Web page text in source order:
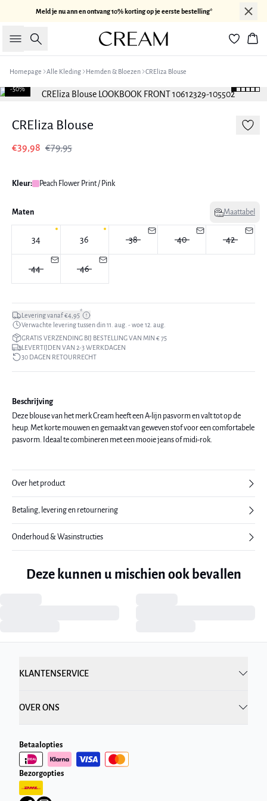
Meld je nu ann en ontvang 10% korting op je eerste bestelling*
Zoeken
Homepage Alle Kleding Hemden & Bloezen CREliza Blouse
-50%
CREliza Blouse
€39,98 €79,95
Kleur: Peach Flower Print / Pink
Maten Maattabel
34 36 38 40 42
44 46
Levering vanaf €4,95*
Verwachte levering tussen din 11. aug. - woe 12. aug.
GRATIS VERZENDING BIJ BESTELLING VAN MIN € 75
LEVERTIJDEN VAN 2-3 WERKDAGEN
30 DAGEN RETOURRECHT
Beschrijving
Deze blouse van het merk Cream heeft een A-lijn pasvorm en valt tot op de
heup. Met korte mouwen en gemaakt van geweven stof voor een comfortabele
pasvorm. Ideaal te combineren met een mooie jeans of midi-rok.
Over het product
Betaling, levering en retournering
Onderhoud & Wasinstructies
Deze kunnen u mischien ook bevallen
KLANTENSERVICE
OVER ONS
Betaalopties
Bezorgopties